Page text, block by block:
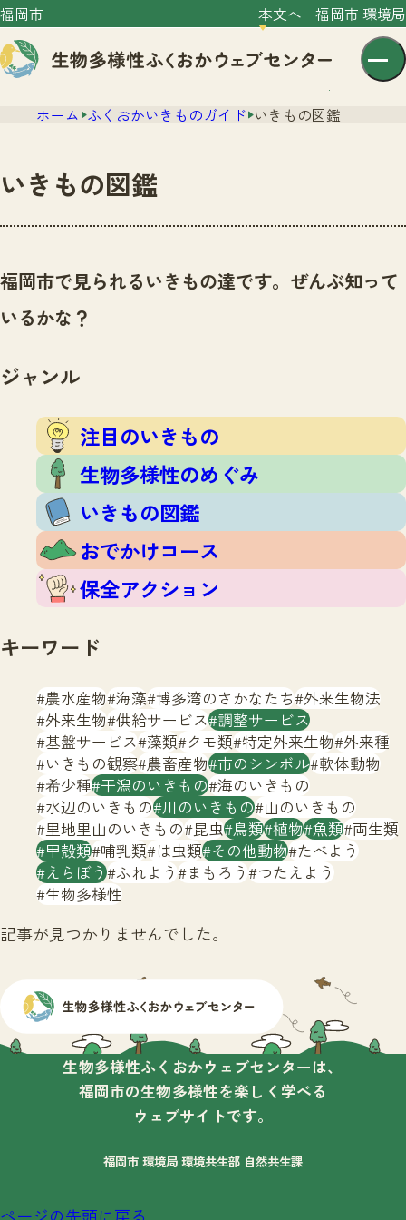
福岡市 本文へ 福岡市 環境局
文字サイズ 小 中 大
センター紹介
センター紹介TOP
サイトポリシー
ニュース
いきものガイド
注目のいきもの
生物多様性のめぐみ
いきもの図鑑
おでかけコース
保全アクション
イベント
いきもの調査隊
調査レポート
調査レポートTOP
調査結果
ふくおかいきものマップ
マッチング
マッチングTOP
掲載申し込みフォーム
お問合せ
生物多様性ふくおかウェブセンターとは
サイトマップ
ホーム ふくおかいきものガイド いきもの図鑑
いきもの図鑑
福岡市で見られるいきもの達です。ぜんぶ知って
いるかな？
ジャンル
注目のいきもの
生物多様性のめぐみ
いきもの図鑑
おでかけコース
保全アクション
キーワード
農水産物 海藻 博多湾のさかなたち 外来生物法
外来生物 供給サービス 調整サービス
基盤サービス 藻類 クモ類 特定外来生物 外来種
いきもの観察 農畜産物 市のシンボル 軟体動物
希少種 干潟のいきもの 海のいきもの
水辺のいきもの 川のいきもの 山のいきもの
里地里山のいきもの 昆虫 鳥類 植物 魚類 両生類
甲殻類 哺乳類 は虫類 その他動物 たべよう
えらぼう ふれよう まもろう つたえよう
生物多様性
記事が見つかりませんでした。
生物多様性ふくおかウェブセンターは、
福岡市の生物多様性を楽しく学べる
ウェブサイトです。
福岡市 環境局 環境共生部 自然共生課